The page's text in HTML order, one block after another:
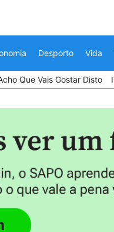
Desporto Vida
Que Vais Gostar Disto